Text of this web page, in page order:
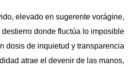
elevado en sugerente vorágine,
donde fluctúa lo imposible
dosis de inquietud y transparencia
atrae el devenir de las manos,